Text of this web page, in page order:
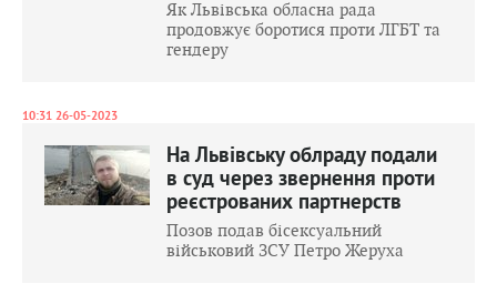
Як Львівська обласна рада
продовжує боротися проти ЛГБТ та
гендеру
10:31 26-05-2023
На Львівську облраду подали
в суд через звернення проти
реєстрованих партнерств
Позов подав бісексуальний
військовий ЗСУ Петро Жеруха